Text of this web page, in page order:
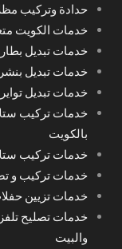
حدادة وتركيب
خدمات الكويت
خدمات تبديل
خدمات تبديل
خدمات تبديل
خدمات تركيب
بالكويت
خدمات تركيب
خدمات تركيب و
خدمات تزيين
خدمات تصليح
والبيت